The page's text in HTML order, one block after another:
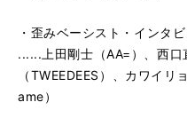
・歪みベーシスト・インタ
......上田剛士（AA=）、西
（TWEEDEES）、カワイ
ame）